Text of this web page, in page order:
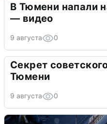
В Тюмени напали
— видео
9 августа 0
Секрет
Тюмени
9 августа 0